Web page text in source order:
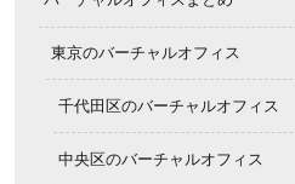
東京のバーチャルオフィス
千代田区のバーチャルオフィス
中央区のバーチャルオフィス